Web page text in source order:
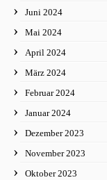
Juni 2024
Mai 2024
April 2024
März 2024
Februar 2024
Januar 2024
Dezember 2023
November 2023
Oktober 2023